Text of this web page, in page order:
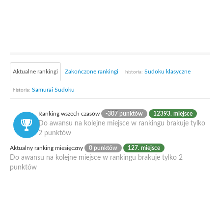
Aktualne rankingi Zakończone rankingi historia: Sudoku klasyczne
historia: Samurai Sudoku
Ranking wszech czasów -307 punktów 12393. miejsce
Do awansu na kolejne miejsce w rankingu brakuje tylko
2 punktów
Aktualny ranking miesięczny 0 punktów 127. miejsce
Do awansu na kolejne miejsce w rankingu brakuje tylko 2
punktów